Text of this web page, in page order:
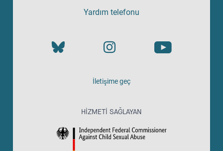
Yardım telefonu
İletişime geç
HIZMETI SAĞLAYAN